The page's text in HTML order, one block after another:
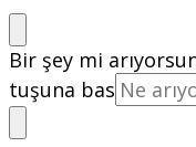
Bir şey mi
tuşuna bas